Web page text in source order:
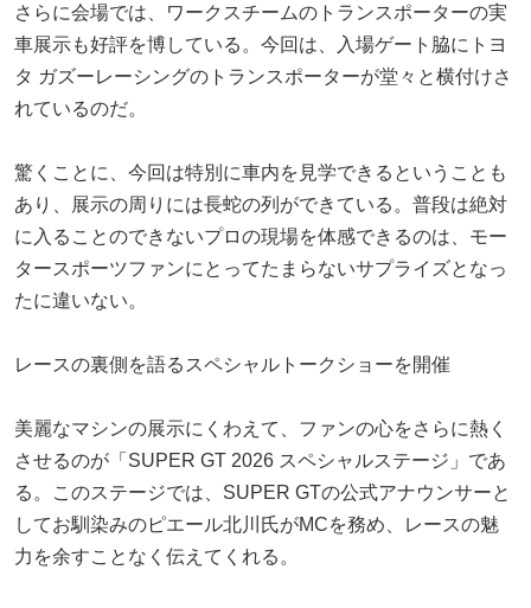
さらに会場では、ワークスチームのトランスポーターの実
車展示も好評を博している。今回は、入場ゲート脇にトヨ
タ ガズーレーシングのトランスポーターが堂々と横付けさ
れているのだ。
驚くことに、今回は特別に車内を見学できるということも
あり、展示の周りには長蛇の列ができている。普段は絶対
に入ることのできないプロの現場を体感できるのは、モー
タースポーツファンにとってたまらないサプライズとなっ
たに違いない。
レースの裏側を語るスペシャルトークショーを開催
美麗なマシンの展示にくわえて、ファンの心をさらに熱く
させるのが「SUPER GT 2026 スペシャルステージ」であ
る。このステージでは、SUPER GTの公式アナウンサーと
してお馴染みのピエール北川氏がMCを務め、レースの魅
力を余すことなく伝えてくれる。